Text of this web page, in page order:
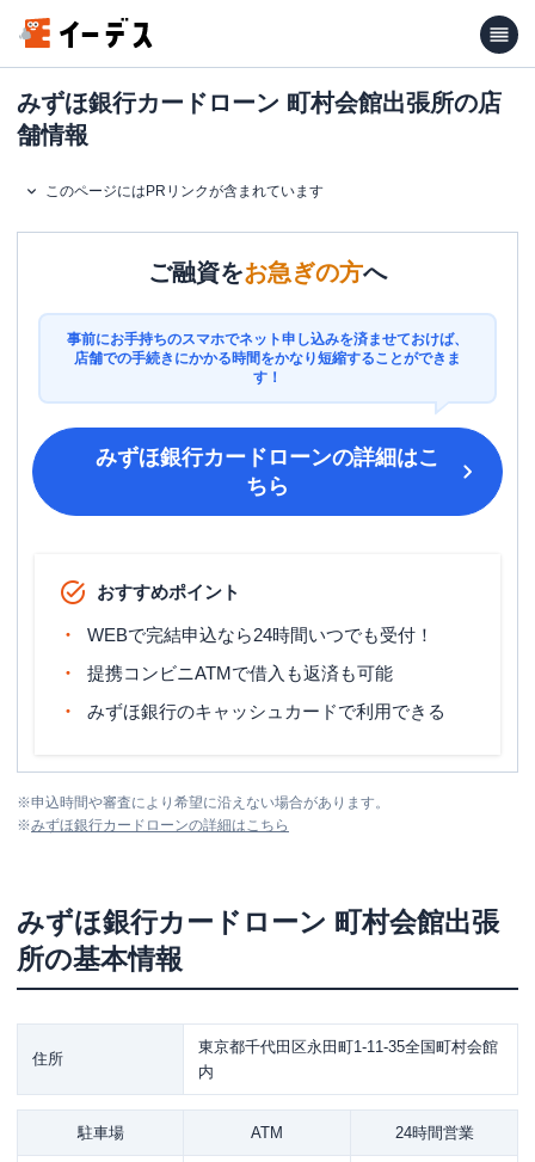
みずほ銀行カードローン 町村会館出張所の店
舗情報
このページにはPRリンクが含まれています
ご融資をお急ぎの方へ
事前にお手持ちのスマホでネット申し込みを済ませておけば、
店舗での手続きにかかる時間をかなり短縮することができま
す！
みずほ銀行カードローンの詳細はこ
ちら
おすすめポイント
WEBで完結申込なら24時間いつでも受付！
提携コンビニATMで借入も返済も可能
みずほ銀行のキャッシュカードで利用できる
※申込時間や審査により希望に沿えない場合があります。
※みずほ銀行カードローンの詳細はこちら
みずほ銀行カードローン 町村会館出張
所の基本情報
住所
東京都千代田区永田町1-11-35全国町村会館
内
駐車場 ATM 24時間営業